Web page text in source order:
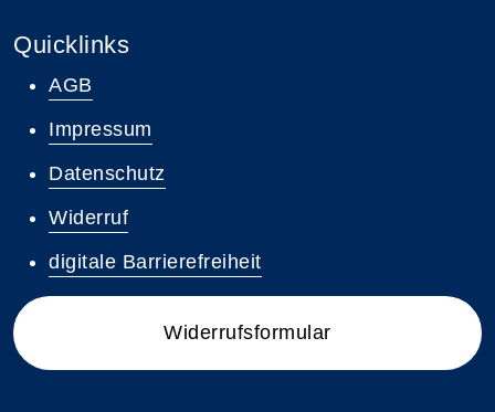
Quicklinks
AGB
Impressum
Datenschutz
Widerruf
digitale Barrierefreiheit
Widerrufsformular